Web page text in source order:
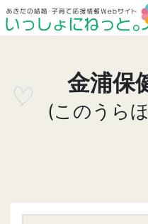
金浦保
(このうら